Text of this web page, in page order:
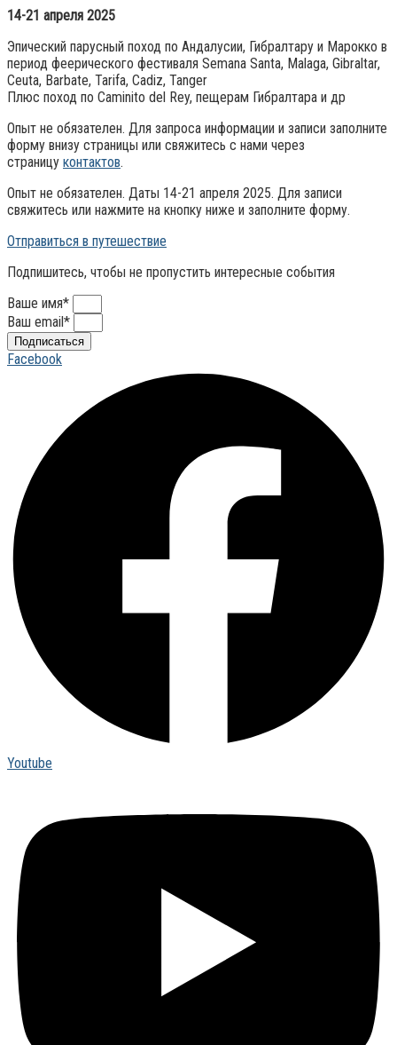
14-21 апреля 2025
Эпический парусный поход по Андалусии, Гибралтару и Марокко в
период феерического фестиваля Semana Santa, Malaga, Gibraltar,
Ceuta, Barbate, Tarifa, Cadiz, Tanger
Плюс поход по Caminito del Rey, пещерам Гибралтара и др
Опыт не обязателен. Для запроса информации и записи заполните
форму внизу страницы или свяжитесь с нами через
страницу контактов.
Опыт не обязателен. Даты 14-21 апреля 2025. Для записи
свяжитесь или нажмите на кнопку ниже и заполните форму.
Отправиться в путешествие
Подпишитесь, чтобы не пропустить интересные события
Ваше имя*
Ваш email*
Подписаться
Facebook
Youtube